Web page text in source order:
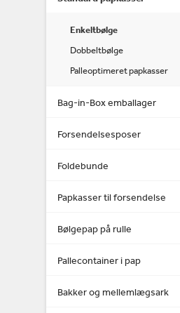
Enkeltbølge
Dobbeltbølge
Palleoptimeret papkasser
Bag-in-Box emballager
Forsendelsesposer
Foldebunde
Papkasser til forsendelse
Bølgepap på rulle
Pallecontainer i pap
Bakker og mellemlægsark